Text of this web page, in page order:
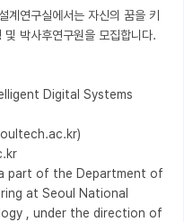
계연구실에서는 자신의 꿈을 키
박사후연구원을 모집합니다.
Digital Systems
a part of the Department of
at Seoul National
, under the direction of